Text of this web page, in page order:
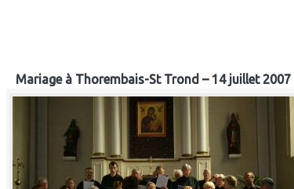
Mariage à Thorembais-St Trond – 14 juillet 2007